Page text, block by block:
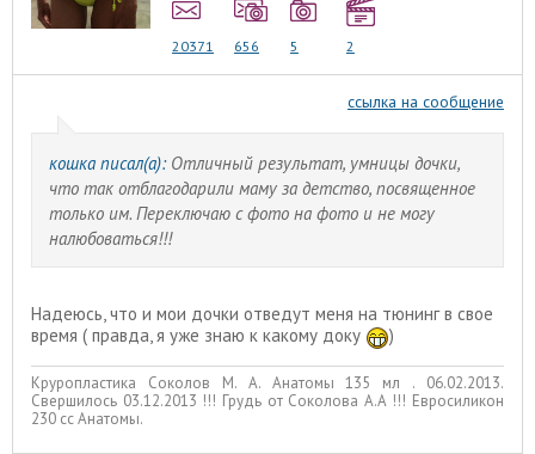
20371 656 5 2
ссылка на сообщение
кошка писал(а):Отличный результат, умницы дочки,
что так отблагодарили маму за детство, посвященное
только им. Переключаю с фото на фото и не могу
налюбоваться!!!
Надеюсь, что и мои дочки отведут меня на тюнинг в свое
время ( правда, я уже знаю к какому доку
)
Круропластика Соколов М. А. Анатомы 135 мл . 06.02.2013.
Свершилось 03.12.2013 !!! Грудь от Соколова А.А !!! Евросиликон
230 сс Анатомы.